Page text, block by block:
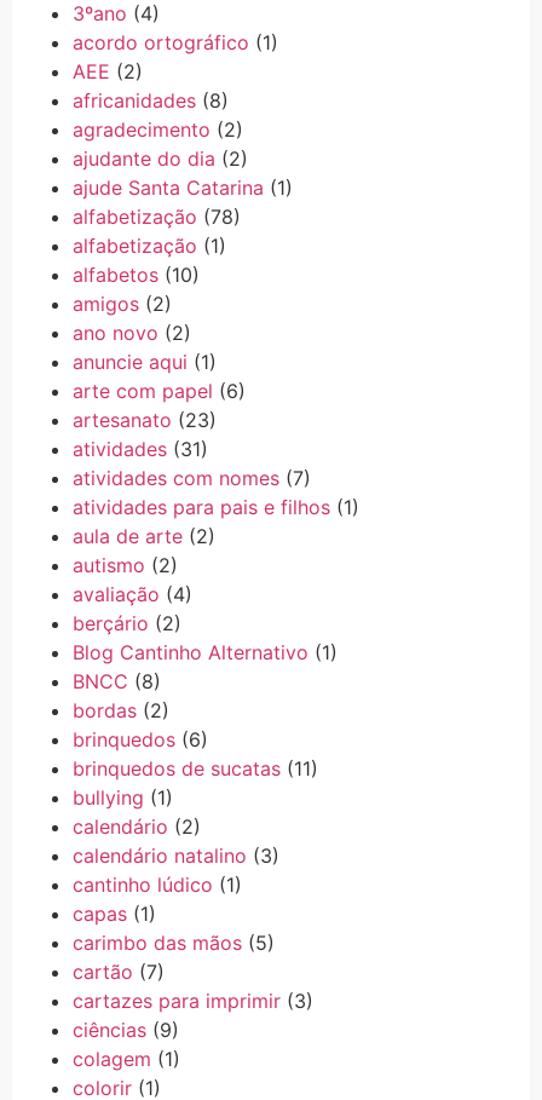
3ºano (4)
acordo ortográfico (1)
AEE (2)
africanidades (8)
agradecimento (2)
ajudante do dia (2)
ajude Santa Catarina (1)
alfabetização (78)
alfabetização (1)
alfabetos (10)
amigos (2)
ano novo (2)
anuncie aqui (1)
arte com papel (6)
artesanato (23)
atividades (31)
atividades com nomes (7)
atividades para pais e filhos (1)
aula de arte (2)
autismo (2)
avaliação (4)
berçário (2)
Blog Cantinho Alternativo (1)
BNCC (8)
bordas (2)
brinquedos (6)
brinquedos de sucatas (11)
bullying (1)
calendário (2)
calendário natalino (3)
cantinho lúdico (1)
capas (1)
carimbo das mãos (5)
cartão (7)
cartazes para imprimir (3)
ciências (9)
colagem (1)
colorir (1)